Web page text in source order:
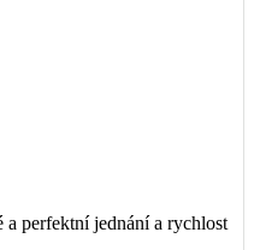
a perfektní jednání a rychlost